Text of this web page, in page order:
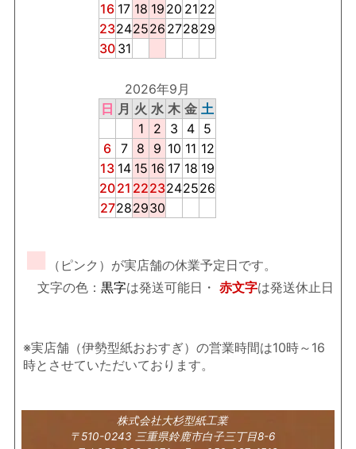
16 17 18 19 20 21 22
23242526 272829
30 31
2026年9月
日 月 火 水 木 金 土
1
2 3 4 5
6 7 8 9 10 11 12
13 14 15 16 17 18 19
2021 2223242526
27282930
■
（ピンク）が実店舗の休業予定日です。
文字の色： 黒字は発送可能日・ 赤文字は発送休止日
※実店舗（伊勢型紙おおすぎ）の営業時間は10時～16
時とさせていただいております。
株式会社大杉型紙工業
〒510-0243 三重県鈴鹿市白子三丁目8-6